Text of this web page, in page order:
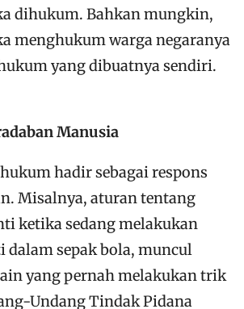
dihukum. Bahkan mungkin,
menghukum warga negaranya
yang dibuatnya sendiri.
Manusia
hadir sebagai respons
Misalnya, aturan tentang
ketika sedang melakukan
sepak bola, muncul
yang pernah melakukan trik
Undang Tindak Pidana